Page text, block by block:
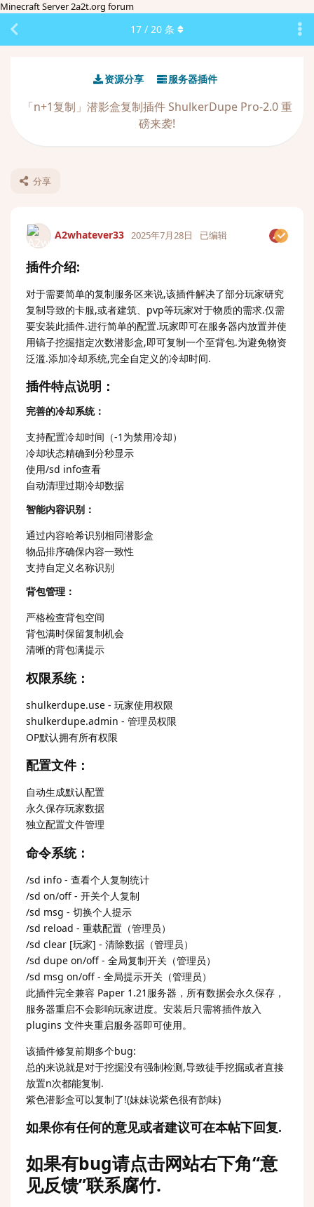
Minecraft Server 2a2t.org forum
资源分享 服务器插件
「n+1复制」潜影盒复制插件 ShulkerDupe Pro-2.0 重
磅来袭!
分享
17 / 20 条
A2whatever33 2025年7月28日 已编辑
插件介绍:
对于需要简单的复制服务区来说,该插件解决了部分玩家研究
复制导致的卡服,或者建筑、pvp等玩家对于物质的需求.仅需
要安装此插件.进行简单的配置.玩家即可在服务器内放置并使
用镐子挖掘指定次数潜影盒,即可复制一个至背包.为避免物资
泛滥.添加冷却系统,完全自定义的冷却时间.
插件特点说明：
完善的冷却系统：
支持配置冷却时间（-1为禁用冷却）
冷却状态精确到分秒显示
使用/sd info查看
自动清理过期冷却数据
智能内容识别：
通过内容哈希识别相同潜影盒
物品排序确保内容一致性
支持自定义名称识别
背包管理：
严格检查背包空间
背包满时保留复制机会
清晰的背包满提示
权限系统：
shulkerdupe.use - 玩家使用权限
shulkerdupe.admin - 管理员权限
OP默认拥有所有权限
配置文件：
自动生成默认配置
永久保存玩家数据
独立配置文件管理
命令系统：
/sd info - 查看个人复制统计
/sd on/off - 开关个人复制
/sd msg - 切换个人提示
/sd reload - 重载配置（管理员）
/sd clear [玩家] - 清除数据（管理员）
/sd dupe on/off - 全局复制开关（管理员）
/sd msg on/off - 全局提示开关（管理员）
此插件完全兼容 Paper 1.21服务器，所有数据会永久保存，
服务器重启不会影响玩家进度。安装后只需将插件放入
plugins 文件夹重启服务器即可使用。
该插件修复前期多个bug:
总的来说就是对于挖掘没有强制检测,导致徒手挖掘或者直接
放置n次都能复制.
紫色潜影盒可以复制了!(妹妹说紫色很有韵味)
如果你有任何的意见或者建议可在本帖下回复.
如果有bug请点击网站右下角“意
见反馈”联系腐竹.